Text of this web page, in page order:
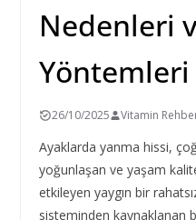
Nedenleri
Yöntemleri
26/10/2025 Vitamin
Ayaklarda yanma hissi,
yoğunlaşan ve yaşam
etkileyen yaygın bir
sisteminden kaynaklanan